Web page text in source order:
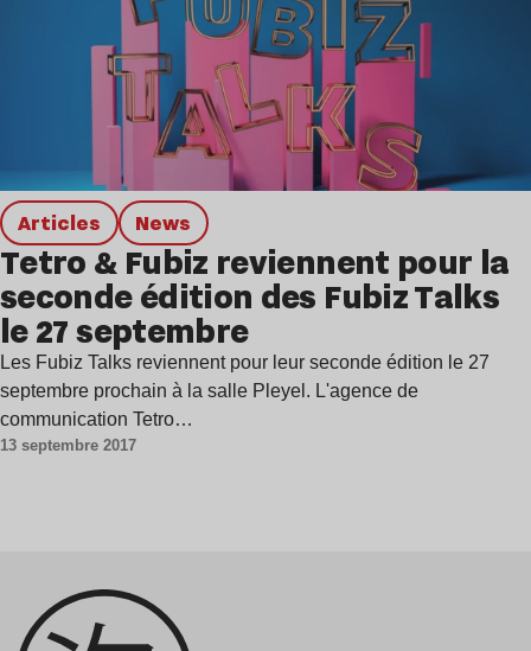
Articles news
Tetro & Fubiz reviennent pour la
seconde édition des Fubiz Talks
le 27 septembre
Les Fubiz Talks reviennent pour leur seconde édition le 27
septembre prochain à la salle Pleyel. L'agence de
communication Tetro…
13 septembre 2017